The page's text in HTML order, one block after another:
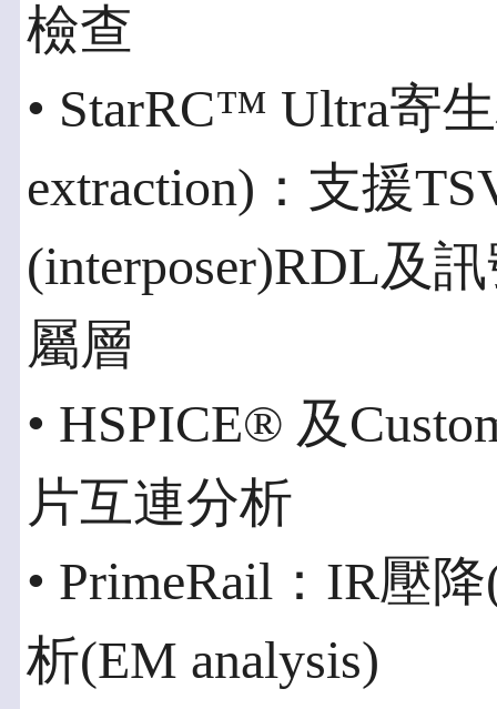
檢查
• StarRC™ Ultra寄
extraction)：支援
(interposer)RDL及
屬層
• HSPICE® 及
片互連分析
• PrimeRail：IR壓
析(EM analysis)